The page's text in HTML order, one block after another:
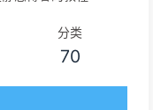
分类
70